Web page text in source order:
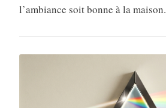
l’ambiance soit bonne à la maison.